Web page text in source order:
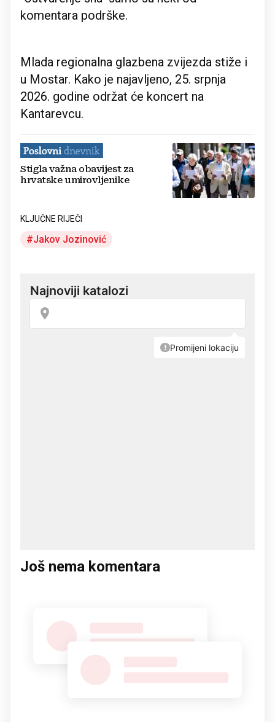
komentara podrške.
Mlada regionalna glazbena zvijezda stiže i
u Mostar. Kako je najavljeno, 25. srpnja
2026. godine održat će koncert na
Kantarevcu.
Stigla važna obavijest za
hrvatske umirovljenike
KLJUČNE RIJEČI
Jakov Jozinović
Još nema komentara